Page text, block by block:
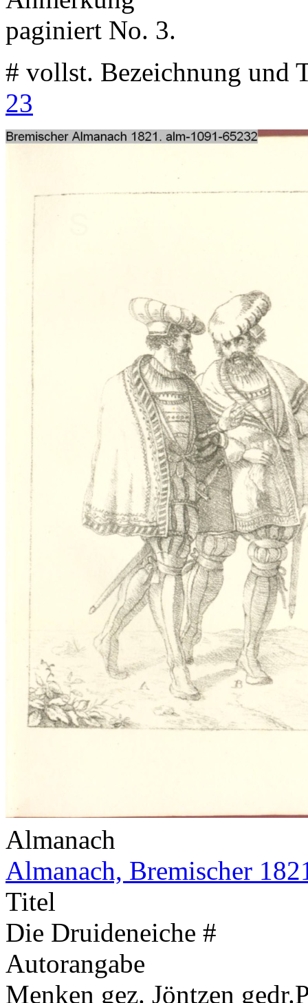
paginiert No. 3.
# vollst. Bezeichnung und
23
Almanach
Almanach, Bremischer
Titel
Die Druideneiche #
Autorangabe
Menken gez. Jöntzen gedr.